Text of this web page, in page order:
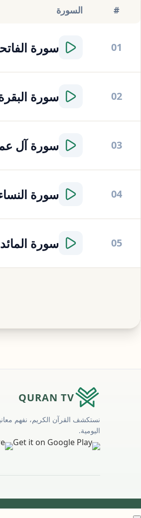
# السورة
01 سورة
02 سورة
03 سورةآل
04 سورة
05 سورة
QURAN TV
نستكشف القرآن الكريم، نفهم
اليومية.